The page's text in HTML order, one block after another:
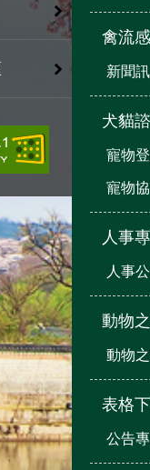
禽流
新聞
犬貓
寵物
寵物
人事
人事
動物
動物
表格
公告